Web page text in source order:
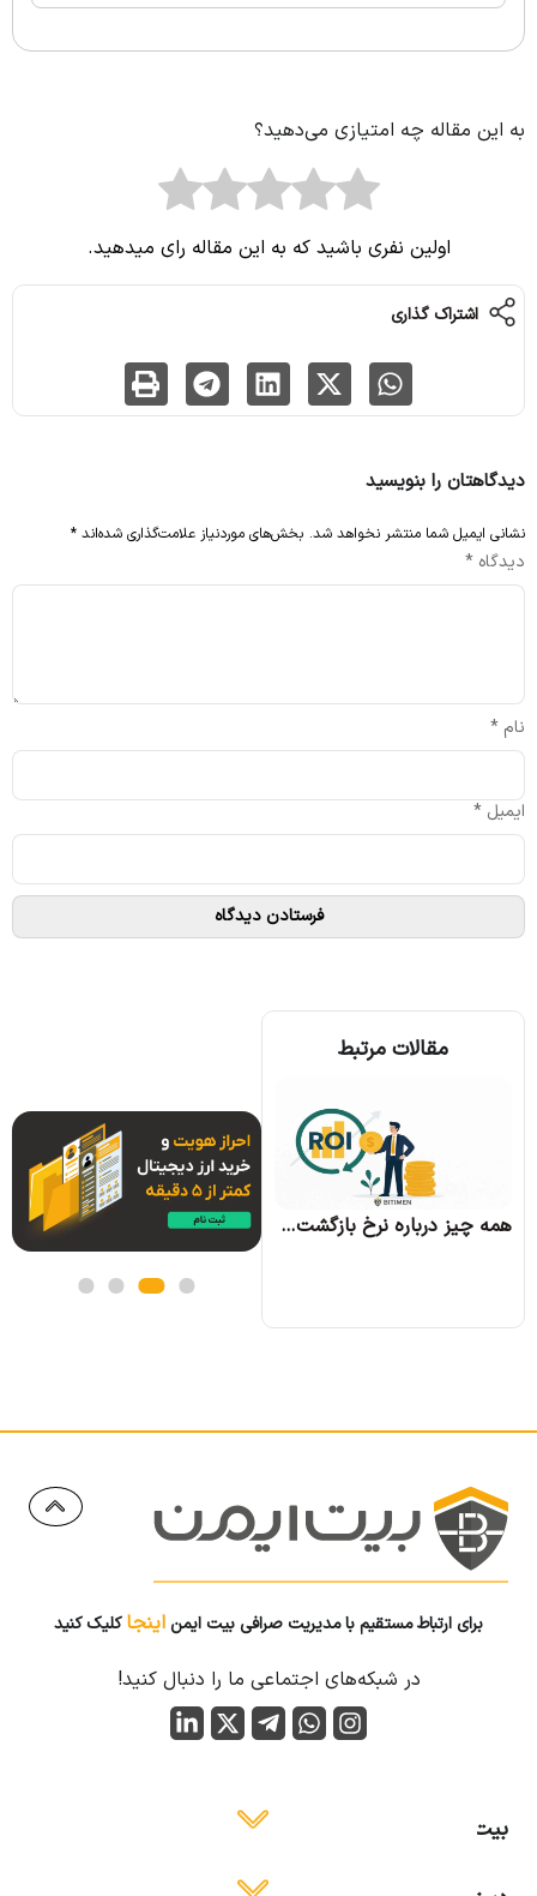
به این مقاله چه امتیازی می‌دهید؟
اولین نفری باشید که به این مقاله رای میدهید.
اشتراک گذاری
دیدگاهتان را بنویسید
نشانی ایمیل شما منتشر نخواهد شد. بخش‌های موردنیاز علامت‌گذاری شده‌اند *
دیدگاه *
نام *
ایمیل *
مقالات مرتبط
همه چیز درباره نرخ بازگشت سرمایه و نحوه محاسبه آن
برای ارتباط مستقیم با مدیریت صرافی بیت ایمن اینجاکلیک کنید
در شبکه‌های اجتماعی ما را دنبال کنید!
بیت ایمن